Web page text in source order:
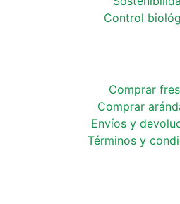
Control
Comprar
Comprar
Envíos y
Términos y